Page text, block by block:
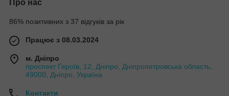
Про нас
86% позитивних з 37 відгуків за рік
Працює з 08.03.2024
м. Дніпро
проспект Героїв, 12, Дніпро, Дніпропетровська область,
49000, Дніпро, Україна
Контакти